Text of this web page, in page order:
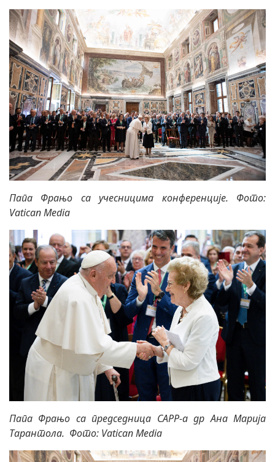
Папа Фрањо са учесницима конференције. Фото:
Vatican Media
Папа Фрањо са председница CAPP-а др Ана Марија
Тарантола. Фото: Vatican Media